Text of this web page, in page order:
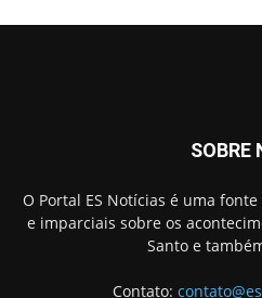
SOBRE
O Portal ES Notícias é uma
e imparciais sobre os
Santo e
Contato: